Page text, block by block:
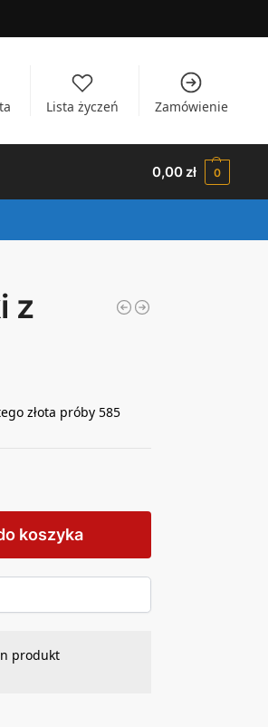
Lista życzeń Zamówienie
0,00zł 0
z
złota próby 585
koszyka
produkt